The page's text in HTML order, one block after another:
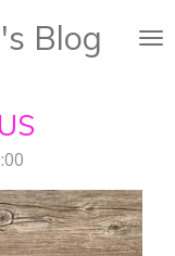
Blog